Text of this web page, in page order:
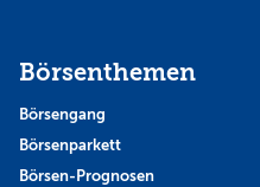
Börsenthemen
Börsengang
Börsenparkett
Börsen-Prognosen